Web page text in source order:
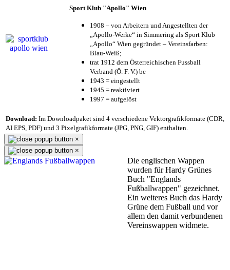
Sport Klub "Apollo" Wien
1908 – von Arbeitern und Angestellten der
„Apollo-Werke“ in Simmering als Sport Klub
„Apollo“ Wien gegründet – Vereinsfarben:
Blau-Weiß;
trat 1912 dem Österreichischen Fussball
Verband (Ö. F. V.) be
1943 = eingestellt
1945 = reaktiviert
1997 = aufgelöst
Download: Im Downloadpaket sind 4 verschiedene Vektorgrafikformate (CDR,
AI EPS, PDF) und 3 Pixelgrafikformate (JPG, PNG, GIF) enthalten.
×
×
Die englischen Wappen
wurden für Hardy Grünes
Buch "Englands
Fußballwappen" gezeichnet.
Ein weiteres Buch das Hardy
Grüne dem Fußball und vor
allem den damit verbundenen
Vereinswappen widmete.